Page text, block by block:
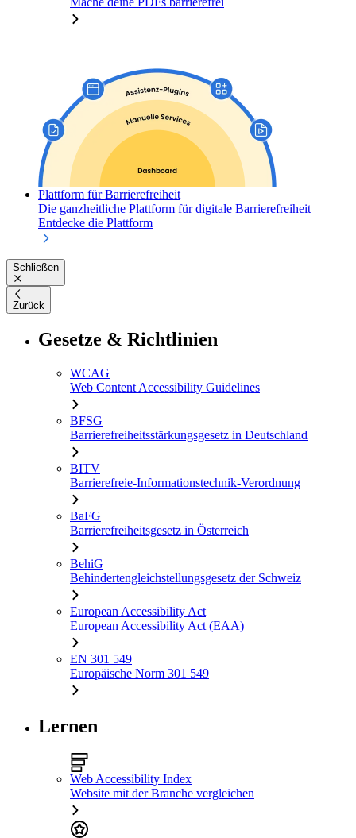
Plattform für Barrierefreiheit
Die ganzheitliche Plattform für digitale Barrierefreiheit
Entdecke die Plattform
Schließen
Zurück
Gesetze & Richtlinien
WCAG
Web Content Accessibility Guidelines
BFSG
Barrierefreiheitsstärkungsgesetz in Deutschland
BITV
Barrierefreie-Informationstechnik-Verordnung
BaFG
Barrierefreiheitsgesetz in Österreich
BehiG
Behindertengleichstellungsgesetz der Schweiz
European Accessibility Act
European Accessibility Act (EAA)
EN 301 549
Europäische Norm 301 549
Lernen
Web Accessibility Index
Website mit der Branche vergleichen